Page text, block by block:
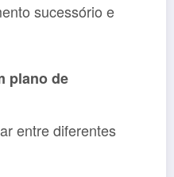
sucessório e
plano de
entre diferentes